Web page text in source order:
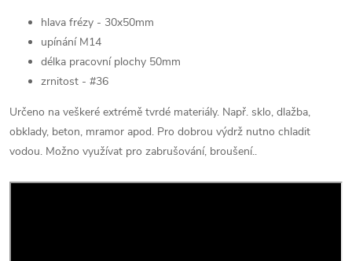
hlava frézy - 30x50mm
upínání M14
délka pracovní plochy 50mm
zrnitost - #36
Určeno na veškeré extrémě tvrdé materiály. Např. sklo, dlažba,
obklady, beton, mramor apod. Pro dobrou výdrž nutno chladit
vodou. Možno využívat pro zabrušování, broušení..